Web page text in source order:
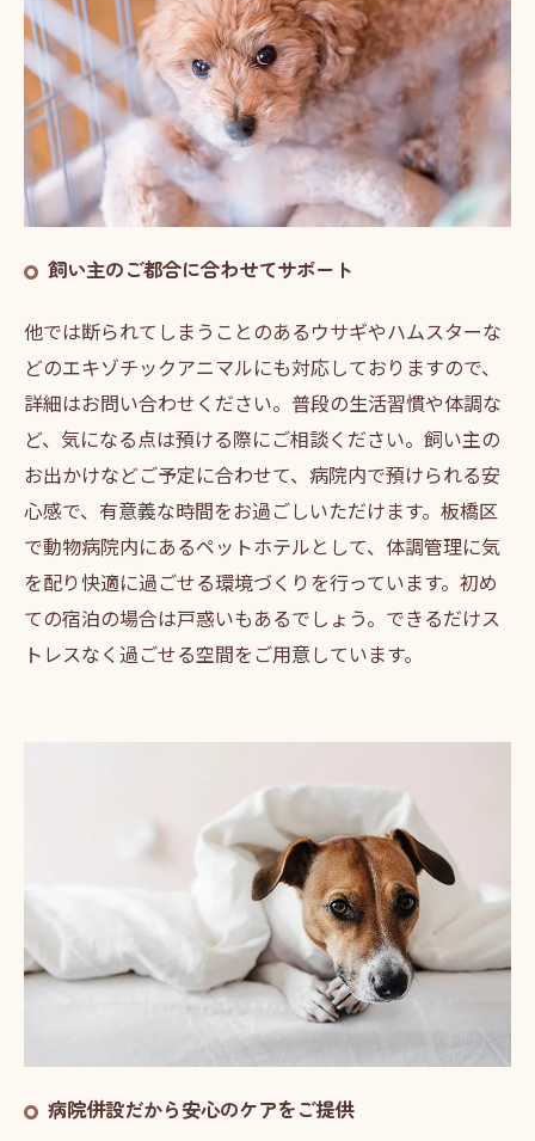
飼い主のご都合に合わせてサポート
他では断られてしまうことのあるウサギやハムスターな
どのエキゾチックアニマルにも対応しておりますので、
詳細はお問い合わせください。普段の生活習慣や体調な
ど、気になる点は預ける際にご相談ください。飼い主の
お出かけなどご予定に合わせて、病院内で預けられる安
心感で、有意義な時間をお過ごしいただけます。板橋区
で動物病院内にあるペットホテルとして、体調管理に気
を配り快適に過ごせる環境づくりを行っています。初め
ての宿泊の場合は戸惑いもあるでしょう。できるだけス
トレスなく過ごせる空間をご用意しています。
病院併設だから安心のケアをご提供